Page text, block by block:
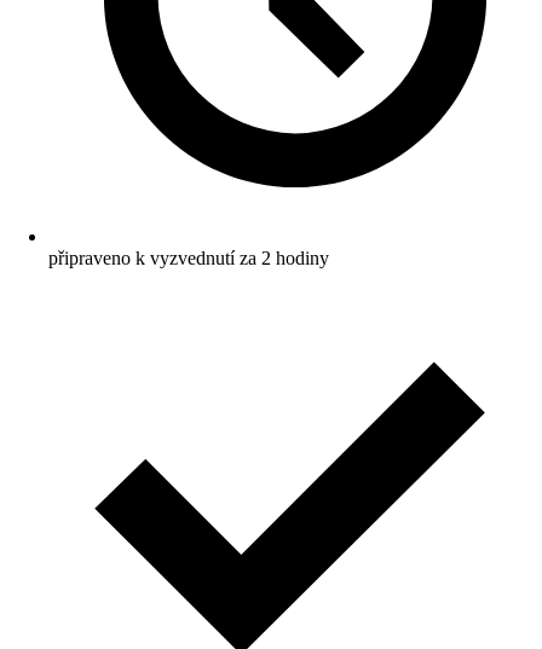
připraveno k vyzvednutí za 2 hodiny